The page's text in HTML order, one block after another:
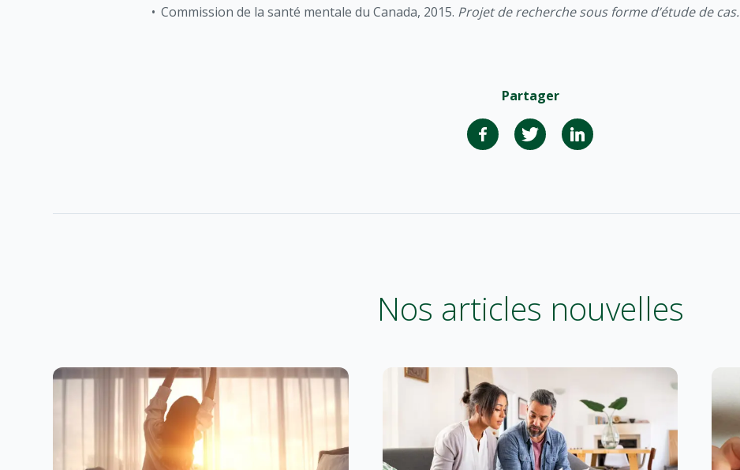
Commission de la santé mentale du Canada, 2015. Projet de recherche sous forme d’étude de cas.
Partager
Nos articles nouvelles